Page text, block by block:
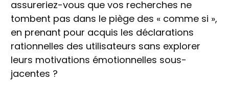
assureriez-vous que vos recherches ne
tombent pas dans le piège des « comme si »,
en prenant pour acquis les déclarations
rationnelles des utilisateurs sans explorer
leurs motivations émotionnelles sous-
jacentes ?